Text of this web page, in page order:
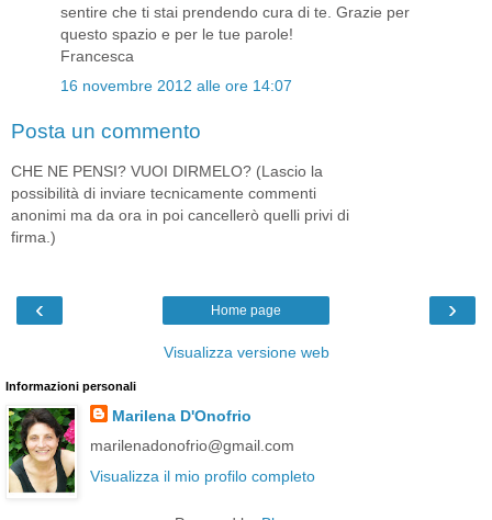
sentire che ti stai prendendo cura di te. Grazie per
questo spazio e per le tue parole!
Francesca
16 novembre 2012 alle ore 14:07
Posta un commento
CHE NE PENSI? VUOI DIRMELO? (Lascio la
possibilità di inviare tecnicamente commenti
anonimi ma da ora in poi cancellerò quelli privi di
firma.)
‹ ›
Home page
Visualizza versione web
Informazioni personali
Marilena D'Onofrio
marilenadonofrio@gmail.com
Visualizza il mio profilo completo